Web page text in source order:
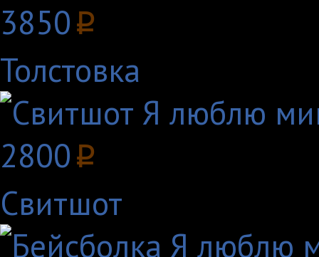
3850p
Толстовка
2800p
Свитшот